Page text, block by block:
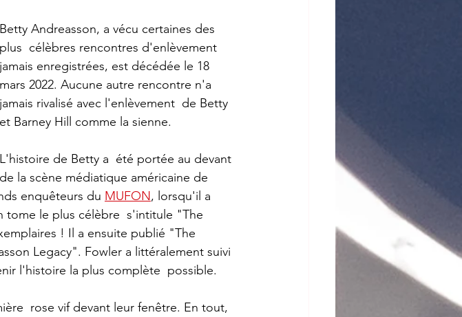
Betty Andreasson, a vécu certaines des
plus  célèbres rencontres d'enlèvement
jamais enregistrées, est décédée le 18
mars 2022. Aucune autre rencontre n'a
jamais rivalisé avec l'enlèvement  de Betty
et Barney Hill comme la sienne.
L'histoire de Betty a  été portée au devant
de la scène médiatique américaine de
enquêteurs du MUFON, lorsqu'il a
tome le plus célèbre  s'intitule "The
! Il a ensuite publié "The
Legacy". Fowler a littéralement suivi
l'histoire la plus complète  possible.
rose vif devant leur fenêtre. En tout,